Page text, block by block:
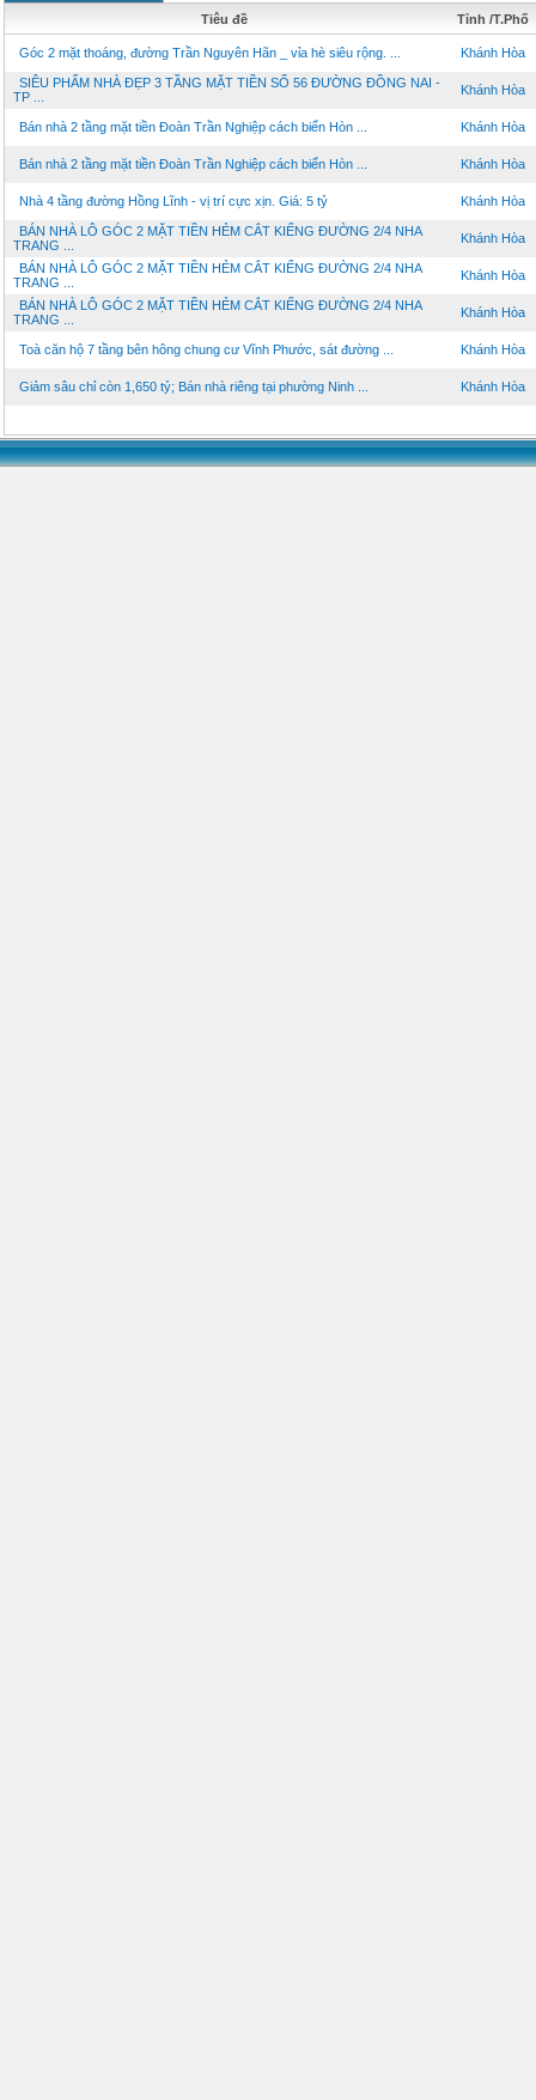
Tiêu đề Tỉnh /T.Phố
Góc 2 mặt thoáng, đường Trần Nguyên Hãn _ vỉa hè siêu rộng. ... Khánh Hòa
SIÊU PHẨM NHÀ ĐẸP 3 TẦNG MẶT TIỀN SỐ 56 ĐƯỜNG ĐỒNG NAI -
TP ...
Khánh Hòa
Bán nhà 2 tầng mặt tiền Đoàn Trần Nghiệp cách biển Hòn ... Khánh Hòa
Bán nhà 2 tầng mặt tiền Đoàn Trần Nghiệp cách biển Hòn ... Khánh Hòa
Nhà 4 tầng đường Hồng Lĩnh - vị trí cực xịn. Giá: 5 tỷ Khánh Hòa
BÁN NHÀ LÔ GÓC 2 MẶT TIỀN HẺM CẮT KIẾNG ĐƯỜNG 2/4 NHA
TRANG ...
Khánh Hòa
BÁN NHÀ LÔ GÓC 2 MẶT TIỀN HẺM CẮT KIẾNG ĐƯỜNG 2/4 NHA
TRANG ...
Khánh Hòa
BÁN NHÀ LÔ GÓC 2 MẶT TIỀN HẺM CẮT KIẾNG ĐƯỜNG 2/4 NHA
TRANG ...
Khánh Hòa
Toà căn hộ 7 tầng bên hông chung cư Vĩnh Phước, sát đường ... Khánh Hòa
Giảm sâu chỉ còn 1,650 tỷ; Bán nhà riêng tại phường Ninh ... Khánh Hòa